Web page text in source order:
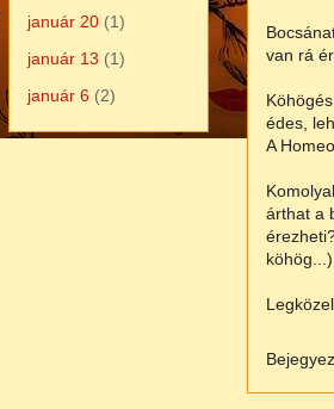
van rá
édes,
A
árthat a
köhög...)
január 20 (1)
január 13 (1)
január 6 (2)